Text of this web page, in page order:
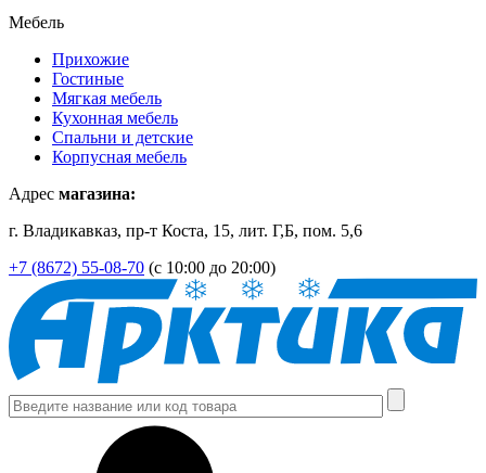
Мебель
Прихожие
Гостиные
Мягкая мебель
Кухонная мебель
Спальни и детские
Корпусная мебель
Адрес магазина:
г. Владикавказ, пр-т Коста, 15, лит. Г,Б, пом. 5,6
+7 (8672) 55-08-70 (с 10:00 до 20:00)